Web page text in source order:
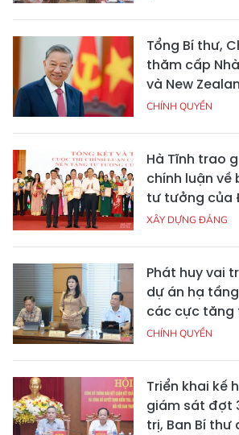
Tổng Bí thư,
thăm cấp
và New
CHÍNH QUYỀN
Hà Tĩnh trao
chính luận về
tư tưởng của
XÂY DỰNG ĐẢNG
Phát huy vai
dự án hạ
các cực tăng
CHÍNH QUYỀN
Triển khai kế
giám sát đợt
trị, Ban Bí thư